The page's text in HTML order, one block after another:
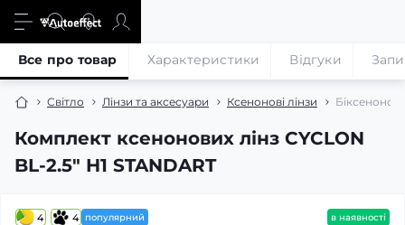
Світло Лінзи та аксесуари Ксенонові лінзи
Комплект ксенонових лінз CYCLON
BL-2.5" H1 STANDART
Все про товар Характеристики Відгуки
4 4 популярний в наявності